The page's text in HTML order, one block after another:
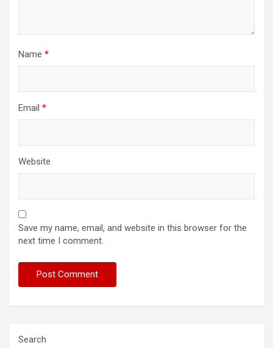
Name *
Email *
Website
Save my name, email, and website in this browser for the
next time I comment.
Search